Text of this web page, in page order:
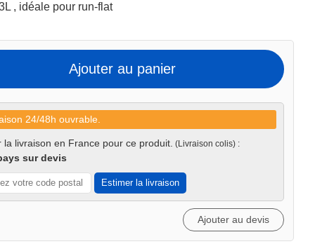
, idéale pour run-flat
Ajouter au panier
24/48h ouvrable.
la livraison en France pour ce produit. (Livraison colis) :
sur devis
Estimer la livraison
Ajouter au devis